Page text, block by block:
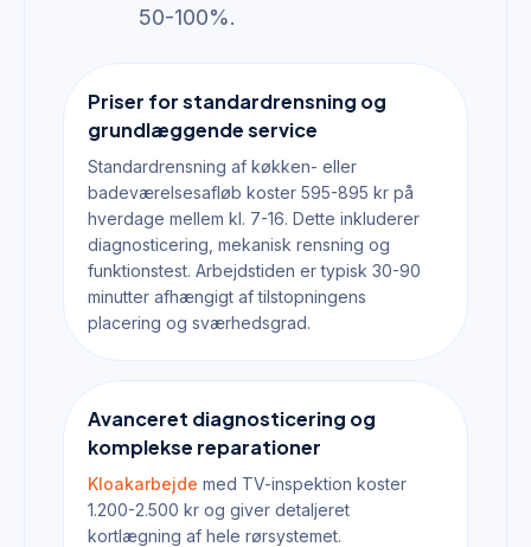
50-100%.
Priser for standardrensning og
grundlæggende service
Standardrensning af køkken- eller
badeværelsesafløb koster 595-895 kr på
hverdage mellem kl. 7-16. Dette inkluderer
diagnosticering, mekanisk rensning og
funktionstest. Arbejdstiden er typisk 30-90
minutter afhængigt af tilstopningens
placering og sværhedsgrad.
Avanceret diagnosticering og
komplekse reparationer
Kloakarbejde med TV-inspektion koster
1.200-2.500 kr og giver detaljeret
kortlægning af hele rørsystemet.